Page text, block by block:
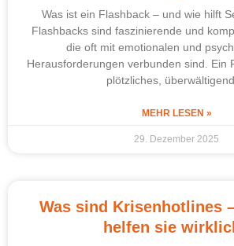
Was ist ein Flashback – und wie hilft
Flashbacks sind faszinierende und
die oft mit emotionalen und
Herausforderungen verbunden sind. Ein
plötzliches,
MEHR LESEN »
29. Dezember 2025
Was sind Krisenhotlines
helfen sie